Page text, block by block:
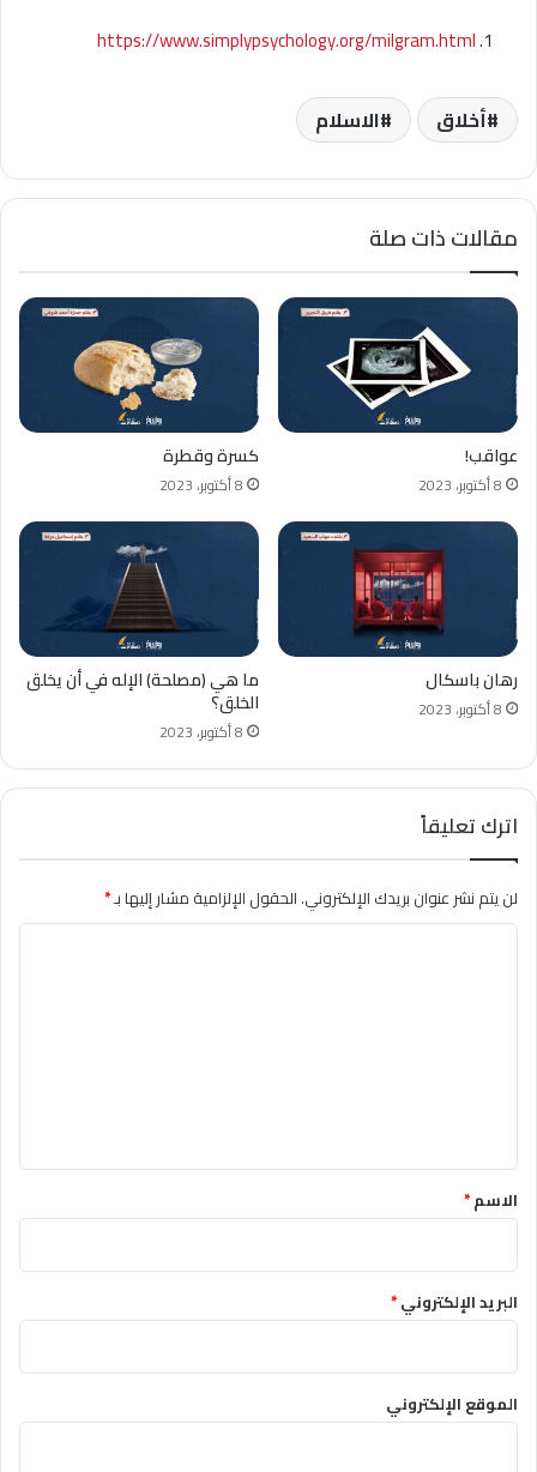
https://www.simplypsychology.org/milgram.html
أخلاق الاسلام
مقالات ذات صلة
عواقب!
8 أكتوبر، 2023
كسرة وقطرة
8 أكتوبر، 2023
رهان باسكال
8 أكتوبر، 2023
ما هي (مصلحة) الإله في أن يخلق
الخلق؟
8 أكتوبر، 2023
اترك تعليقاً
لن يتم نشر عنوان بريدك الإلكتروني.الحقول الإلزامية مشار إليها بـ*
*الاسم*
البريد الإلكتروني*
الموقع الإلكتروني